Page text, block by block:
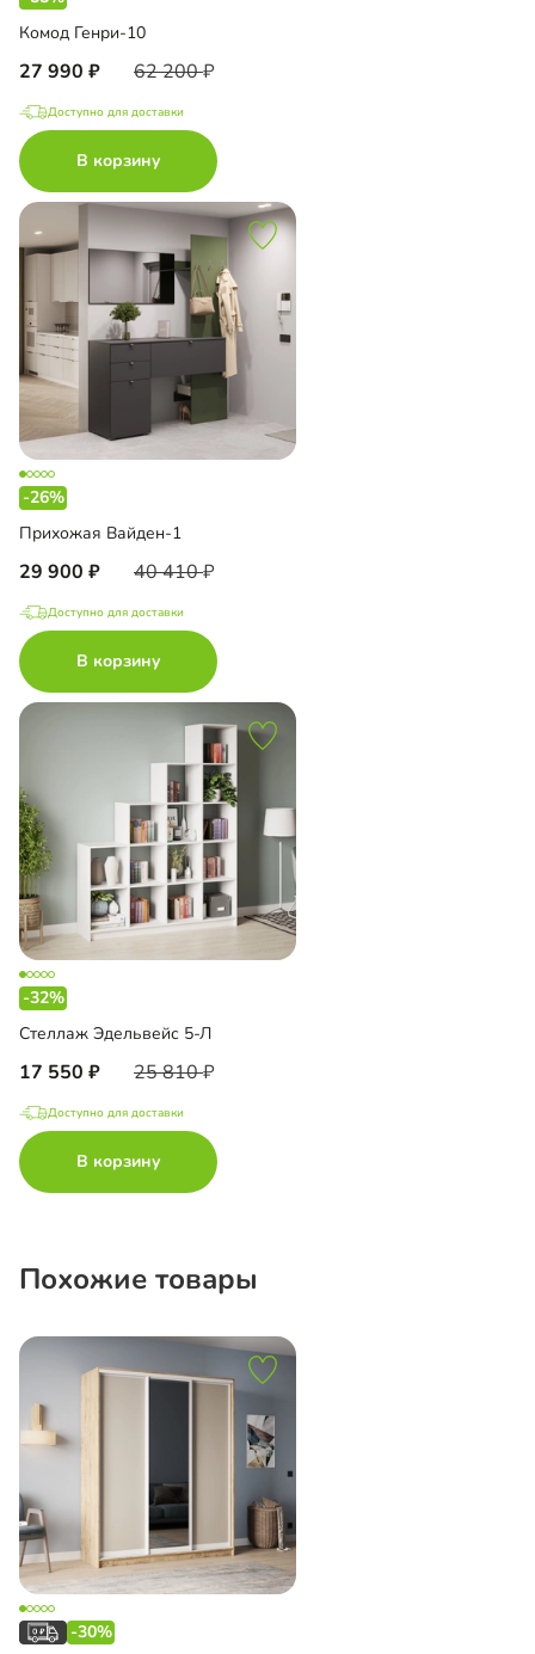
Комод Генри-10
27 990 62 200
Доступно для доставки
В корзину
-26%
Прихожая Вайден-1
29 900 40 410
Доступно для доставки
В корзину
-32%
Стеллаж Эдельвейс 5-Л
17 550 25 810
Доступно для доставки
В корзину
Похожие товары
-30%